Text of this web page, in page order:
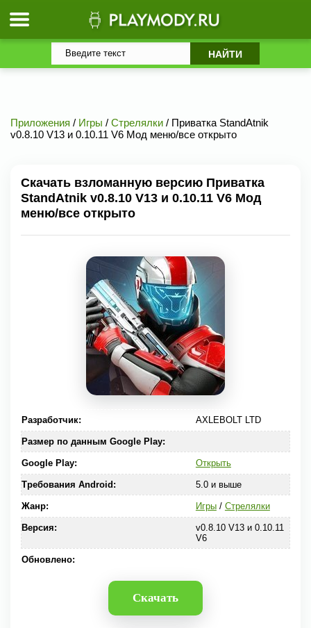
Приложения / Игры / Стрелялки / Приватка StandAtnik
v0.8.10 V13 и 0.10.11 V6 Мод меню/все открыто
Скачать взломанную версию Приватка
StandAtnik v0.8.10 V13 и 0.10.11 V6 Мод
меню/все открыто
Разработчик: AXLEBOLT LTD
Размер по данным Google Play:
Google Play: Открыть
Требования Android: 5.0 и выше
Жанр: Игры/ Стрелялки
Версия:
v0.8.10 V13 и 0.10.11
V6
Обновлено:
Скачать